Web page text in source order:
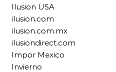
Ilusion USA
ilusion.com
ilusion.com.mx
ilusiondirect.com
Impor Mexico
Invierno